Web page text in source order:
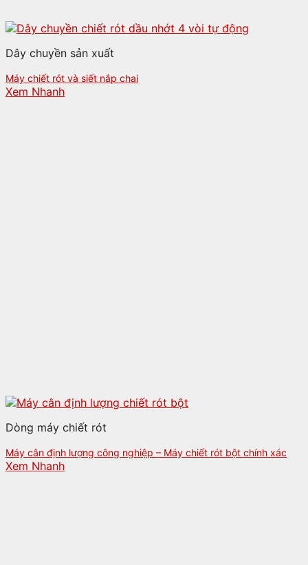
Dây chuyền sản xuất
Máy chiết rót và siết nắp chai
Xem Nhanh
Dòng máy chiết rót
Máy cân định lượng công nghiệp – Máy chiết rót bột chính xác
Xem Nhanh